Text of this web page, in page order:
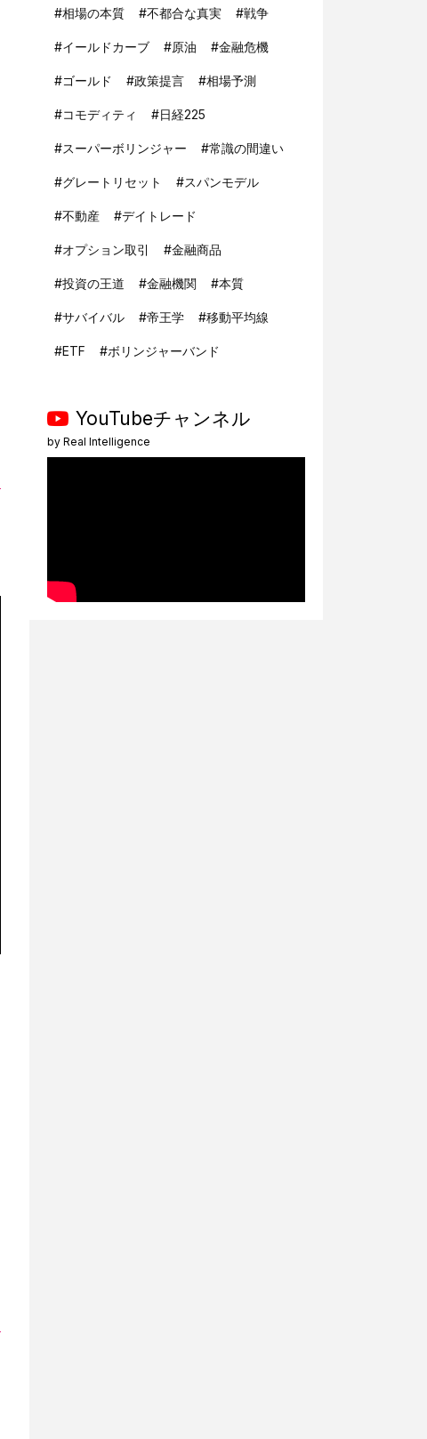
#相場の本質 #不都合な真実 #戦争
#イールドカーブ #原油 #金融危機
#ゴールド #政策提言 #相場予測
#コモディティ #日経225
#スーパーボリンジャー #常識の間違い
#グレートリセット #スパンモデル
#不動産 #デイトレード
#オプション取引 #金融商品
#投資の王道 #金融機関 #本質
#サバイバル #帝王学 #移動平均線
#ETF #ボリンジャーバンド
YouTubeチャンネル
by Real Intelligence